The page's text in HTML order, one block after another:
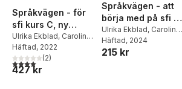
Språkvägen - för
sfi kurs C, ny
upplaga
Ulrika Ekblad, Caroline
Söderqvist
Häftad, 2022
4,0utav 5 stjärnor. Totalt antal röster:
(2)
427 kr
Språkvägen - att
börja med på sfi 2B
och 3C
Ulrika Ekblad, Caroline
Söderqvist
Häftad, 2024
215 kr